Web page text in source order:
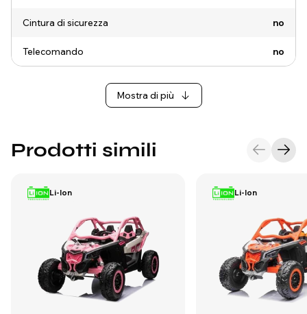
Cintura di sicurezza no
Telecomando no
Mostra di più
Prodotti simili
Li-Ion Li-Ion